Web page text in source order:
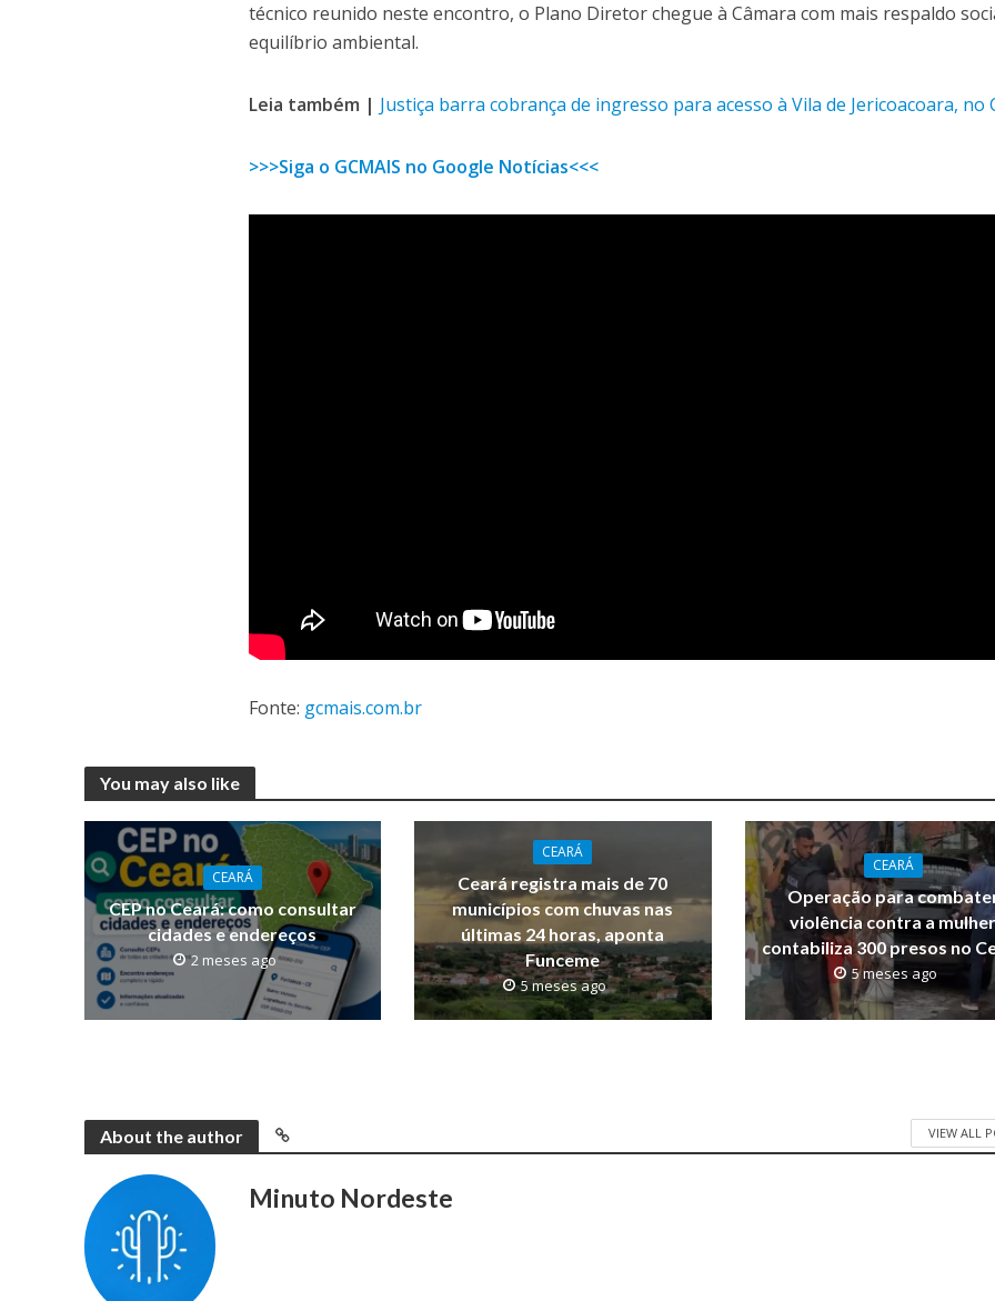
técnico reunido neste encontro, o Plano Diretor chegue à Câmara com mais respaldo
equilíbrio ambiental.
Leia também | Justiça barra cobrança de ingresso para acesso à Vila de Jericoacoara, no
>>>Siga o GCMAIS no Google Notícias<<<
Fonte: gcmais.com.br
You may also like
CEARÁ
CEP no Ceará: como consultar
cidades e endereços
2 meses ago
CEARÁ
Ceará registra mais de 70
municípios com chuvas nas
últimas 24 horas, aponta
Funceme
5 meses ago
CEARÁ
Operação para
violência contra a
contabiliza 300 presos no
5 meses ago
About the author VIEW ALL
Minuto Nordeste